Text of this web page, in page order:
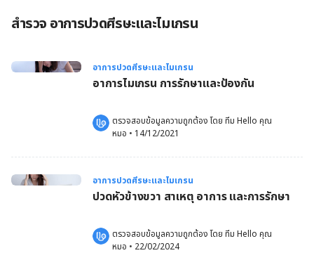
สำรวจ อาการปวดศีรษะและไมเกรน
อาการปวดศีรษะและไมเกรน
อาการไมเกรน การรักษาและป้องกัน
ตรวจสอบข้อมูลความถูกต้อง โดย ทีม Hello คุณ
หมอ • 14/12/2021
อาการปวดศีรษะและไมเกรน
ปวดหัวข้างขวา สาเหตุ อาการ และการรักษา
ตรวจสอบข้อมูลความถูกต้อง โดย ทีม Hello คุณ
หมอ • 22/02/2024